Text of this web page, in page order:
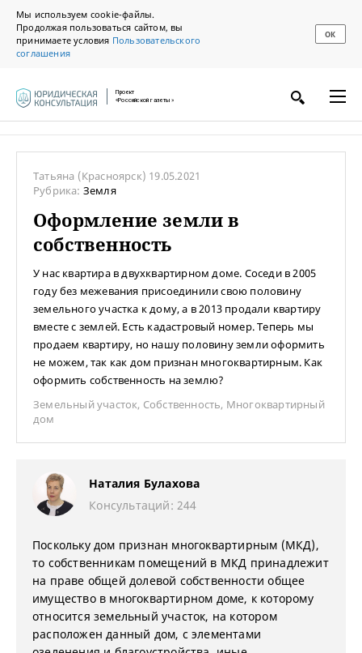
Мы используем cookie-файлы.
Продолжая пользоваться сайтом, вы
принимаете условия Пользовательского
соглашения
ОК
Проект
«Российской газеты»
Татьяна (Красноярск) 19.05.2021
Рубрика: Земля
Оформление земли в
собственность
У нас квартира в двухквартирном доме. Соседи в 2005
году без межевания присоединили свою половину
земельного участка к дому, а в 2013 продали квартиру
вместе с землей. Есть кадастровый номер. Теперь мы
продаем квартиру, но нашу половину земли оформить
не можем, так как дом признан многоквартирным. Как
оформить собственность на землю?
Земельный участок, Собственность, Многоквартирный
дом
Наталия Булахова
Консультаций: 244
Поскольку дом признан многоквартирным (МКД),
то собственникам помещений в МКД принадлежит
на праве общей долевой собственности общее
имущество в многоквартирном доме, к которому
относится земельный участок, на котором
расположен данный дом, с элементами